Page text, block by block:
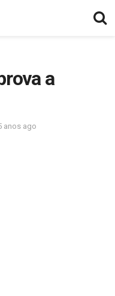
a
anos ago